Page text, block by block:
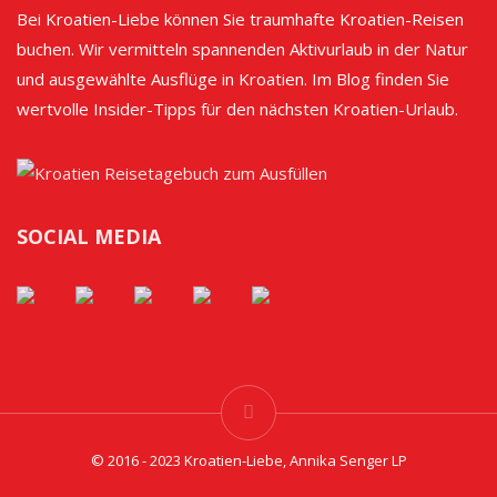
Bei Kroatien-Liebe können Sie traumhafte Kroatien-Reisen
buchen. Wir vermitteln spannenden Aktivurlaub in der Natur
und ausgewählte Ausflüge in Kroatien. Im Blog finden Sie
wertvolle Insider-Tipps für den nächsten Kroatien-Urlaub.
SOCIAL MEDIA
© 2016 - 2023 Kroatien-Liebe, Annika Senger LP